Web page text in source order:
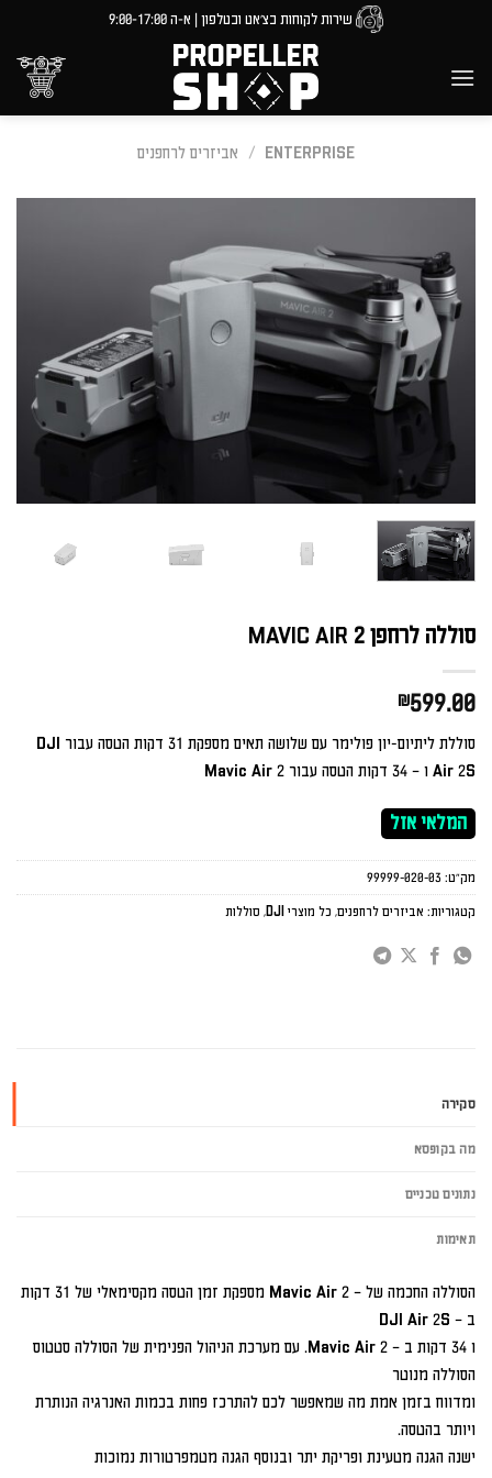
content
שירות לקוחות בצ'אט ובטלפון | א-ה 9:00-17:00
ENTERPRISE
/ אביזרים לרחפנים
סוללה לרחפן MAVIC AIR 2
₪599.00
סוללת ליתיום-יון פולימר עם שלושה תאים מספקת 31 דקות הטסה עבור DJI
Air 2S ו – 34 דקות הטסה עבור Mavic Air 2
המלאי אזל
מק"ט: 99999-020-03
קטגוריות: אביזרים לרחפנים, כל מוצרי DJI , סוללות
סקירה
מה בקופסא
נתונים טכניים
תאימות
הסוללה החכמה של – Mavic Air 2 מספקת זמן הטסה מקסימאלי של 31 דקות
ב – DJI Air 2S
ו 34 דקות ב – Mavic Air 2. עם מערכת הניהול הפנימית של הסוללה סטטוס
הסוללה מנוטר
ומדווח בזמן אמת מה שמאפשר לכם להתרכז פחות בכמות האנרגיה הנותרת
ויותר בהטסה.
ישנה הגנה מטעינת ופריקת יתר ובנוסף הגנה מטמפרטורות נמוכות